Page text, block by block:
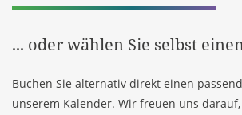
... oder wählen Sie selbst
Buchen Sie alternativ direkt einen
unserem Kalender. Wir freuen uns darauf,